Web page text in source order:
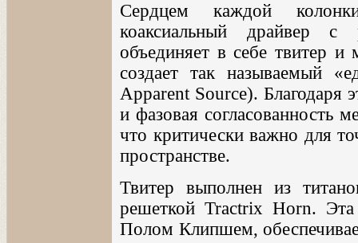
Сердцем каждой
коаксиальный драйвер с
объединяет в себе твитер
создает так называемый
Apparent Source). Благодаря
и фазовая согласованность
что критически важно для
пространстве.
Твитер выполнен из
решеткой Tractrix Horn.
Полом Клипшем,